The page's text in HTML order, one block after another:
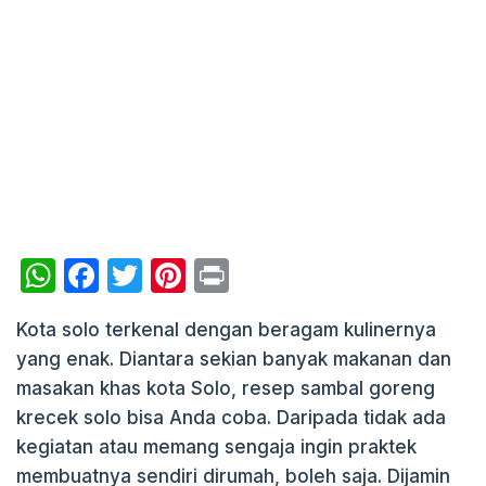
W
at
s
A
p
F
c
e
b
o
T
itt
er
Pi
er
e
st
nt
Kota solo terkenal dengan beragam kulinernya
yang enak. Diantara sekian banyak makanan dan
masakan khas kota Solo, resep sambal goreng
krecek solo bisa Anda coba. Daripada tidak ada
kegiatan atau memang sengaja ingin praktek
membuatnya sendiri dirumah, boleh saja. Dijamin